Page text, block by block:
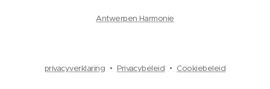
Antwerpen Harmonie
privacyverklaring Privacybeleid Cookiebeleid